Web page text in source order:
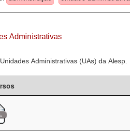
Administrativas
Administrativas (UAs) da Alesp.